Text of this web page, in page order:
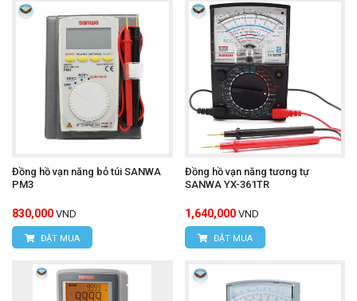
Đồng hồ vạn năng bỏ túi SANWA
PM3
830,000 VND
ĐẶT MUA
Đồng hồ vạn năng tương tự
SANWA YX-361TR
1,640,000 VND
ĐẶT MUA